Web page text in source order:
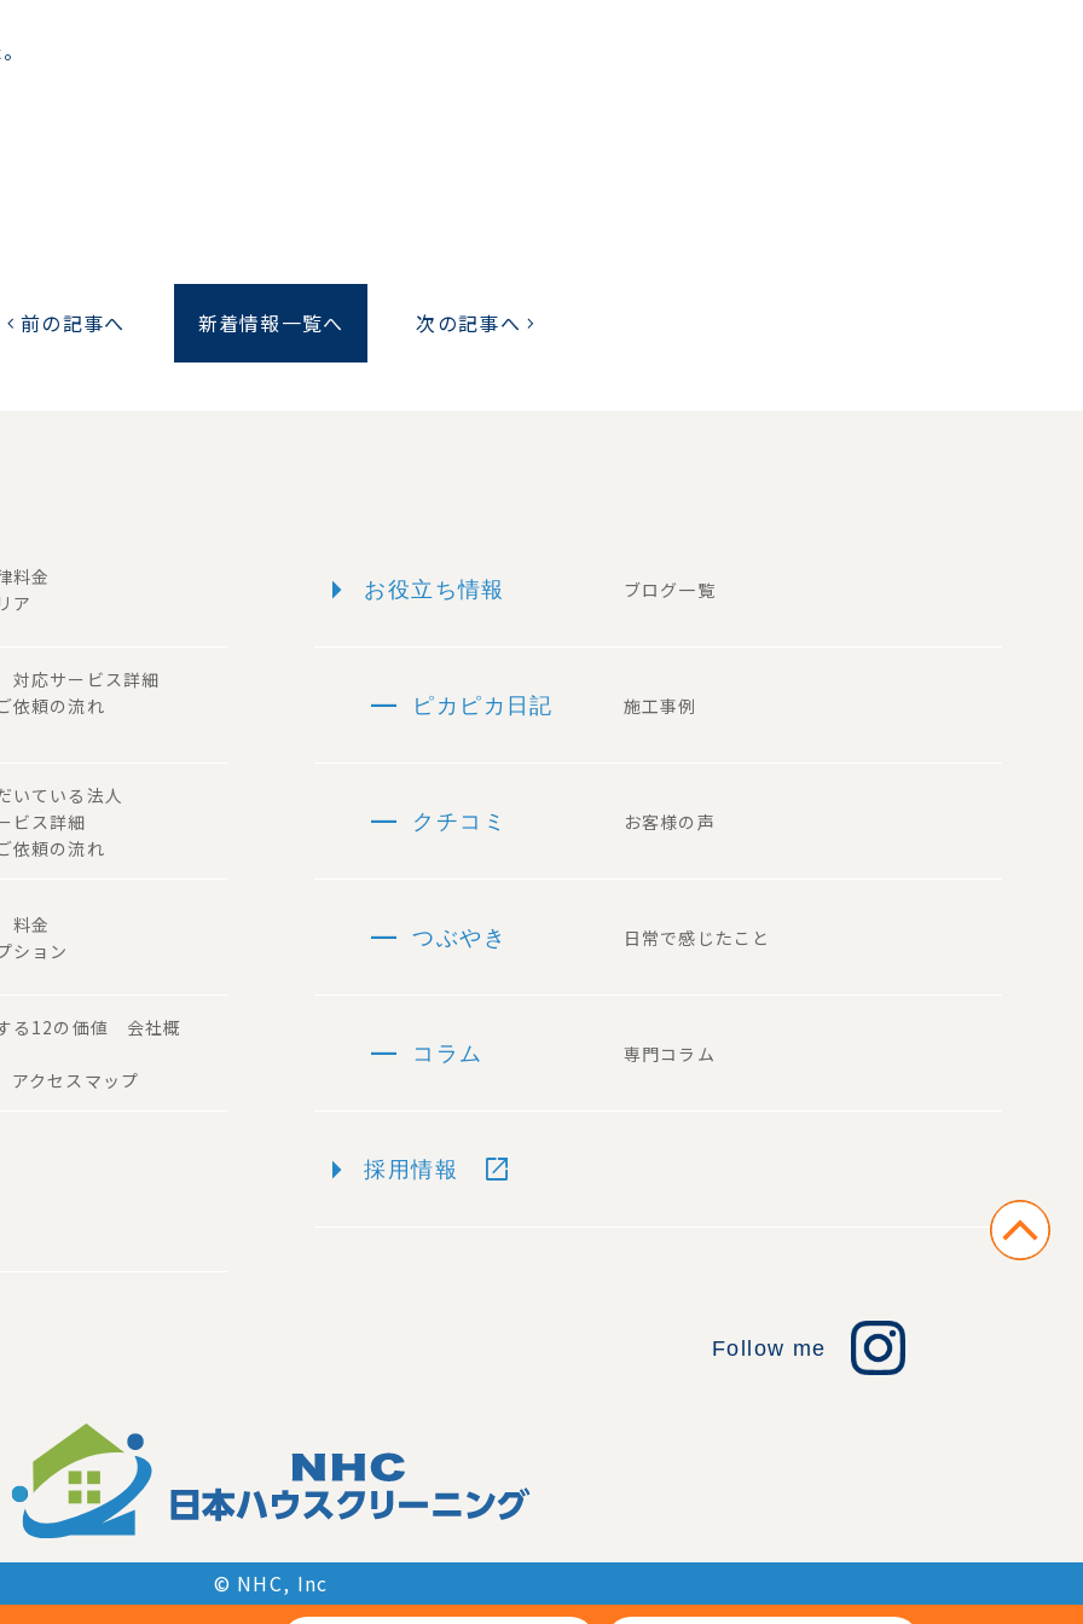
chevron_left前の記事へ 新着情報一覧へ 次の記事へ chevron_right
料金
ア
対応サービス詳細
依頼の流れ
いている法人
ビス詳細
依頼の流れ
料金
ション
る12の価値 会社概
クセスマップ
arrow_right お役立ち情報 ブログ一覧
remove ピカピカ日記 施工事例
remove クチコミ お客様の声
remove つぶやき 日常で感じたこと
remove コラム 専門コラム
arrow_right 採用情報 open_in_new
Follow me
© NHC, Inc